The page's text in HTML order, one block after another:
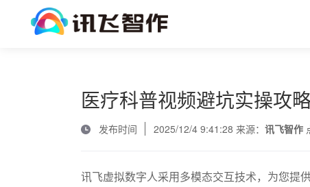
医疗科普视频避坑实操攻
发布时间 2025/12/4 9:41:28 来源： 讯飞智作
讯飞虚拟数字人采用多模态交互技术，为您提